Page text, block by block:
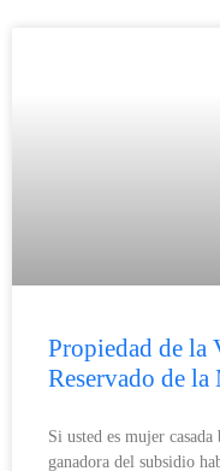
Propiedad de
Reservado de la
Si usted es mujer
ganadora del subsidio